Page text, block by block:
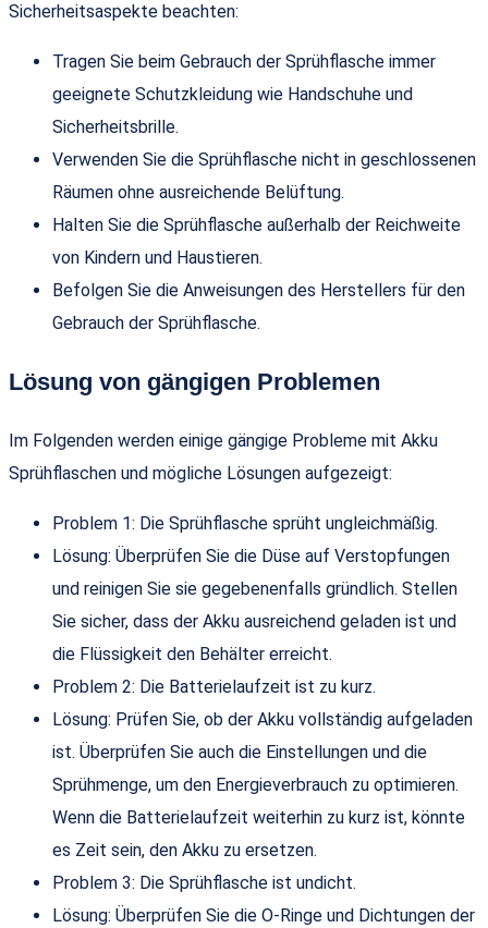
Sicherheitsaspekte beachten:
Tragen Sie beim Gebrauch der Sprühflasche immer
geeignete Schutzkleidung wie Handschuhe und
Sicherheitsbrille.
Verwenden Sie die Sprühflasche nicht in geschlossenen
Räumen ohne ausreichende Belüftung.
Halten Sie die Sprühflasche außerhalb der Reichweite
von Kindern und Haustieren.
Befolgen Sie die Anweisungen des Herstellers für den
Gebrauch der Sprühflasche.
Lösung von gängigen Problemen
Im Folgenden werden einige gängige Probleme mit Akku
Sprühflaschen und mögliche Lösungen aufgezeigt:
Problem 1: Die Sprühflasche sprüht ungleichmäßig.
Lösung: Überprüfen Sie die Düse auf Verstopfungen
und reinigen Sie sie gegebenenfalls gründlich. Stellen
Sie sicher, dass der Akku ausreichend geladen ist und
die Flüssigkeit den Behälter erreicht.
Problem 2: Die Batterielaufzeit ist zu kurz.
Lösung: Prüfen Sie, ob der Akku vollständig aufgeladen
ist. Überprüfen Sie auch die Einstellungen und die
Sprühmenge, um den Energieverbrauch zu optimieren.
Wenn die Batterielaufzeit weiterhin zu kurz ist, könnte
es Zeit sein, den Akku zu ersetzen.
Problem 3: Die Sprühflasche ist undicht.
Lösung: Überprüfen Sie die O-Ringe und Dichtungen der